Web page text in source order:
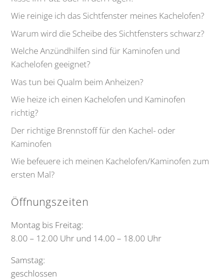
Wie reinige ich das Sichtfenster meines Kachelofen?
Warum wird die Scheibe des Sichtfensters schwarz?
Welche Anzündhilfen sind für Kaminofen und
Kachelofen geeignet?
Was tun bei Qualm beim Anheizen?
Wie heize ich einen Kachelofen und Kaminofen
richtig?
Der richtige Brennstoff für den Kachel- oder
Kaminofen
Wie befeuere ich meinen Kachelofen/Kaminofen zum
ersten Mal?
Öffnungszeiten
Montag bis Freitag:
8.00 – 12.00 Uhr und 14.00 – 18.00 Uhr
Samstag:
geschlossen